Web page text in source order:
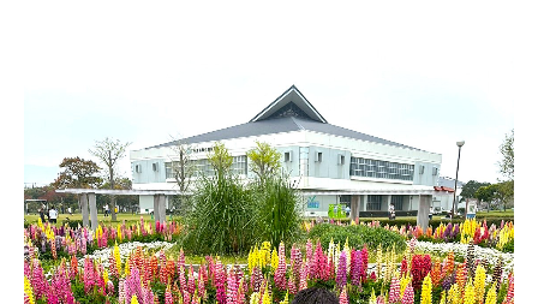
当院について
医療関係者の方